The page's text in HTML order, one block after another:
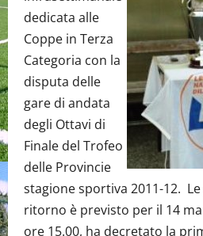
dedicata alle
Coppe in Terza
Categoria con la
disputa delle
gare di andata
degli Ottavi di
Finale del Trofeo
delle Provincie
stagione sportiva 2011-12.
ritorno è previsto per il 14
ore 15.00, ha decretato la